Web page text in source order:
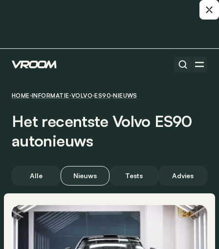
HOME INFORMATIE VOLVO ES90 NIEUWS
Het recentste Volvo ES90
autonieuws
Alle Nieuws Tests Advies